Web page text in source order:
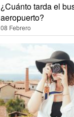
¿Cuánto tarda el
aeropuerto?
08 Febrero